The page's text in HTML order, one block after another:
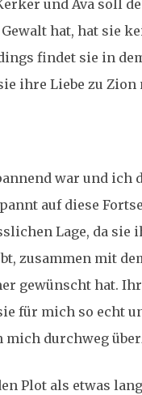
und Ava soll
hat, hat sie
findet sie in
ihre Liebe zu
war und ich
auf diese
Lage, da sie
zusammen mit
gewünscht hat.
für mich so echt
durchweg
Plot als etwas